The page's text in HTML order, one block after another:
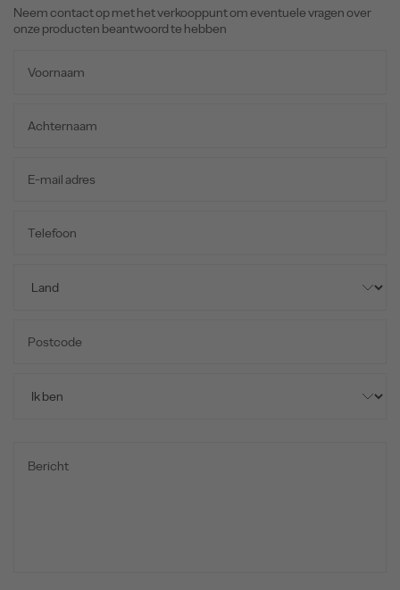
Neem contact op met het verkooppunt om eventuele vragen over
onze producten beantwoord te hebben